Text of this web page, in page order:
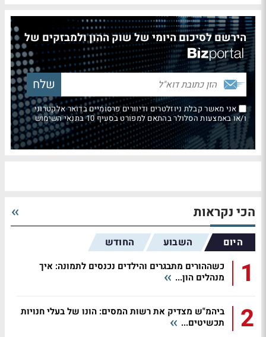
הירשם לסיכום היומי של שוק ההון ולמבזקים של
אני מאשר קבלת ניוזלטרים ודיוורים פרסומיים בדואר אלקטרוני
ו/או באמצעות הסלולר בהתאם למפורט בסעיף 10 בתנאי השימוש
הכי נקראות
היום השבוע החודש
1
כשההורים מתבגרים והילדים נכנסים לתמונה: איך
מנהלים הון...
2
ביהמ"ש מצדיק את רשות המסים: הונו של בעלי חנויות
תכשיטים...